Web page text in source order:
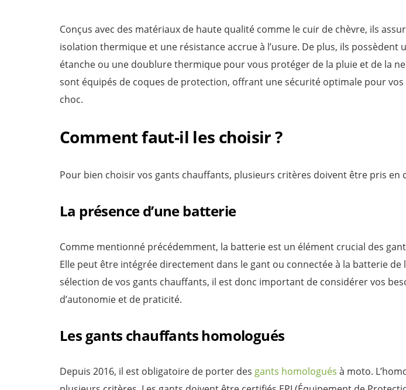
Conçus avec des matériaux de haute qualité comme le cuir de chèvre, ils
isolation thermique et une résistance accrue à l’usure. De plus, ils possèdent
étanche ou une doublure thermique pour vous protéger de la pluie et de la
sont équipés de coques de protection, offrant une sécurité optimale pour vos
choc.
Comment faut-il les choisir ?
Pour bien choisir vos gants chauffants, plusieurs critères doivent être pris en
La présence d’une batterie
Comme mentionné précédemment, la batterie est un élément crucial des
Elle peut être intégrée directement dans le gant ou connectée à la batterie de
sélection de vos gants chauffants, il est donc important de considérer vos
d’autonomie et de praticité.
Les gants chauffants homologués
Depuis 2016, il est obligatoire de porter des gants homologués à moto.